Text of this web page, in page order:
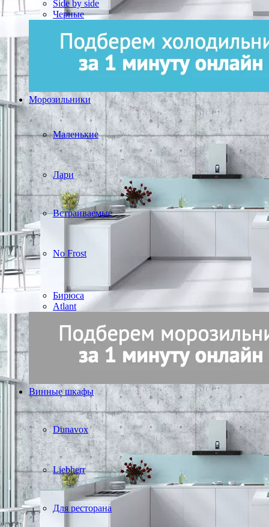
Side by side
Черные
Морозильники
Маленькие
Лари
Встраиваемые
No Frost
Бирюса
Atlant
Винные шкафы
Dunavox
Liebherr
Для ресторана